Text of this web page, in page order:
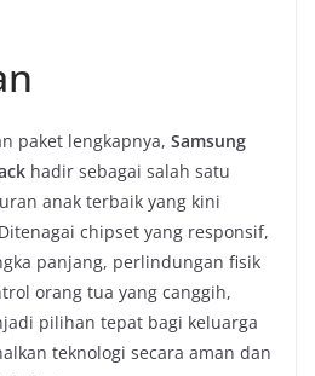
paket lengkapnya, Samsung
hadir sebagai salah satu
anak terbaik yang kini
chipset yang responsif,
panjang, perlindungan fisik
orang tua yang canggih,
pilihan tepat bagi keluarga
teknologi secara aman dan